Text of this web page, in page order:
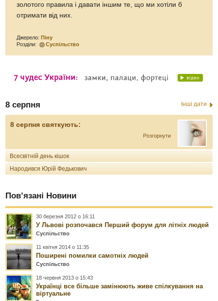
золотого правила і давати іншим те, що ми хотіли б
отримати від них.
Джерело:Піну
Розділи:
Суспільство
8 серпня Інші дати
8 серпня святкують:
Розгорнути
Всесвітній день кішок
Народився Юрій Федькович
Пов’язані Новини
30 березня 2012 о 16:11
У Львові розпочався Перший форум для літніх людей
Суспільство
11 квітня 2014 о 11:35
Поширені помилки самотніх людей
Суспільство
18 червня 2013 о 15:43
Українці все більше замінюють живе спілкування на
віртуальне